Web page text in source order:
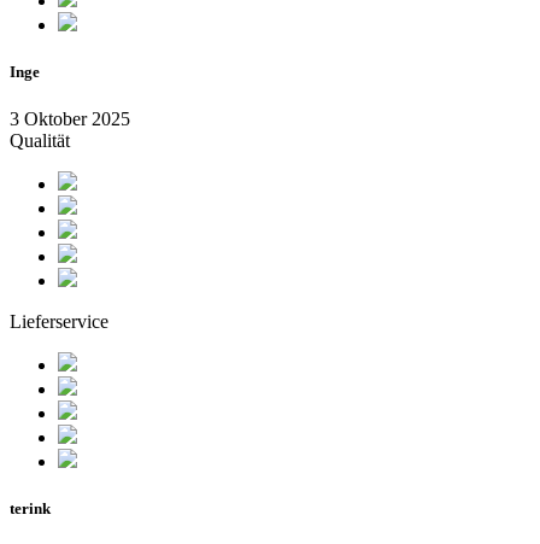
Inge
3 Oktober 2025
Qualität
Lieferservice
terink